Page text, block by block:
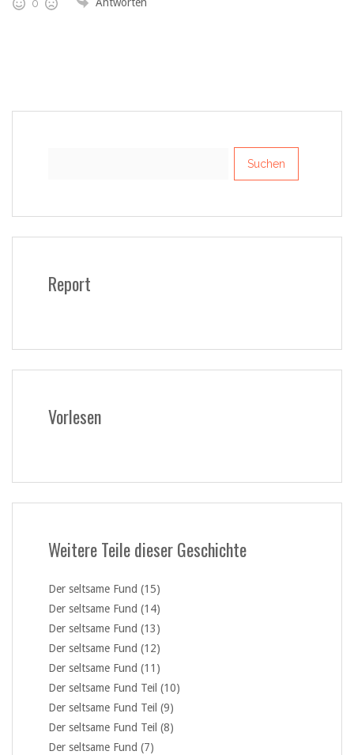
0
Report
Vorlesen
Weitere Teile dieser Geschichte
Der seltsame Fund (15)
Der seltsame Fund (14)
Der seltsame Fund (13)
Der seltsame Fund (12)
Der seltsame Fund (11)
Der seltsame Fund Teil (10)
Der seltsame Fund Teil (9)
Der seltsame Fund Teil (8)
Der seltsame Fund (7)